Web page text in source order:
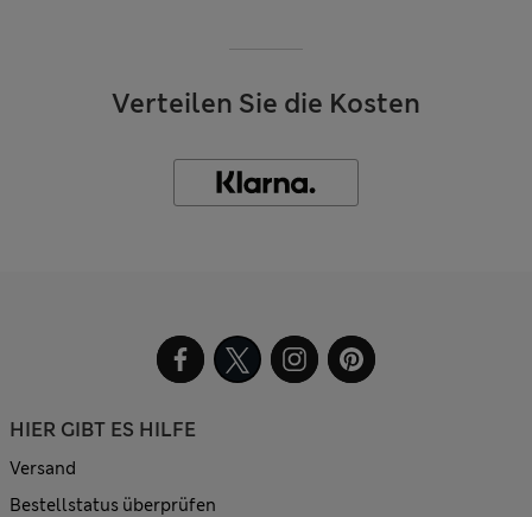
Verteilen Sie die Kosten
HIER GIBT ES HILFE
Versand
Bestellstatus überprüfen